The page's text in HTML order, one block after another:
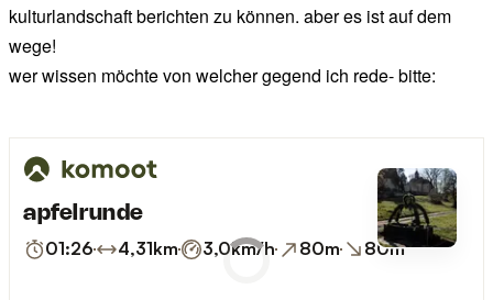
kulturlandschaft berichten zu können. aber es ist auf dem
wege!
wer wissen möchte von welcher gegend ich rede- bitte: